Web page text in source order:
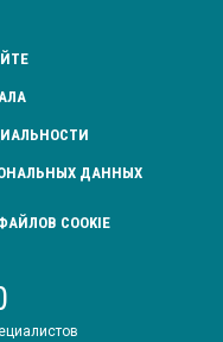
ДАННЫХ
COOKIE